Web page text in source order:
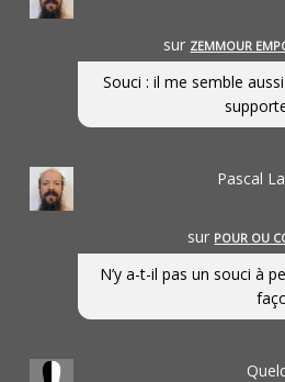
sur ZEMMOUR
Souci : il me semble
Pascal
sur POUR OU
N’y a-t-il pas un souci à